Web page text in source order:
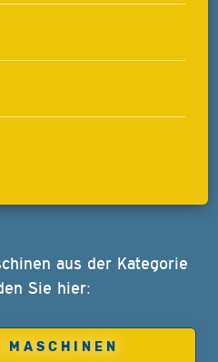
aus der Kategorie
Sie hier:
MASCHINEN